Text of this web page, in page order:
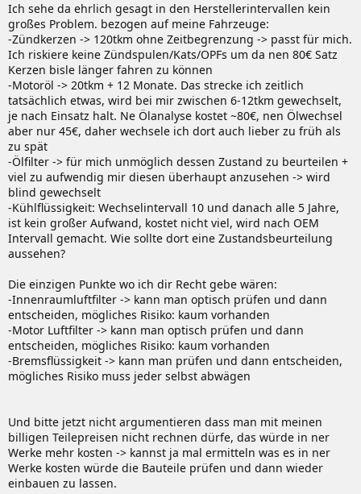
Ich sehe da ehrlich gesagt in den Herstellerintervallen kein
großes Problem. bezogen auf meine Fahrzeuge:
-Zündkerzen -> 120tkm ohne Zeitbegrenzung -> passt für mich.
Ich riskiere keine Zündspulen/Kats/OPFs um da nen 80€ Satz
Kerzen bisle länger fahren zu können
-Motoröl -> 20tkm + 12 Monate. Das strecke ich zeitlich
tatsächlich etwas, wird bei mir zwischen 6-12tkm gewechselt,
je nach Einsatz halt. Ne Ölanalyse kostet ~80€, nen Ölwechsel
aber nur 45€, daher wechsele ich dort auch lieber zu früh als
zu spät
-Ölfilter -> für mich unmöglich dessen Zustand zu beurteilen +
viel zu aufwendig mir diesen überhaupt anzusehen -> wird
blind gewechselt
-Kühlflüssigkeit: Wechselintervall 10 und danach alle 5 Jahre,
ist kein großer Aufwand, kostet nicht viel, wird nach OEM
Intervall gemacht. Wie sollte dort eine Zustandsbeurteilung
aussehen?
Die einzigen Punkte wo ich dir Recht gebe wären:
-Innenraumluftfilter -> kann man optisch prüfen und dann
entscheiden, mögliches Risiko: kaum vorhanden
-Motor Luftfilter -> kann man optisch prüfen und dann
entscheiden, mögliches Risiko: kaum vorhanden
-Bremsflüssigkeit -> kann man prüfen und dann entscheiden,
mögliches Risiko muss jeder selbst abwägen
Und bitte jetzt nicht argumentieren dass man mit meinen
billigen Teilepreisen nicht rechnen dürfe, das würde in ner
Werke mehr kosten -> kannst ja mal ermitteln was es in ner
Werke kosten würde die Bauteile prüfen und dann wieder
einbauen zu lassen.